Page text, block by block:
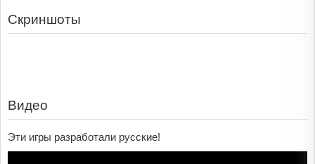
Скриншоты
Видео
Эти игры разработали русские!